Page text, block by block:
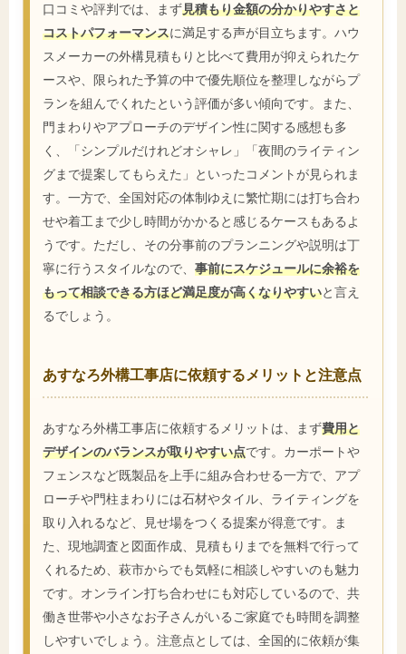
口コミや評判では、まず見積もり金額の分かりやすさと
コストパフォーマンスに満足する声が目立ちます。ハウ
スメーカーの外構見積もりと比べて費用が抑えられたケ
ースや、限られた予算の中で優先順位を整理しながらプ
ランを組んでくれたという評価が多い傾向です。また、
門まわりやアプローチのデザイン性に関する感想も多
く、「シンプルだけれどオシャレ」「夜間のライティン
グまで提案してもらえた」といったコメントが見られま
す。一方で、全国対応の体制ゆえに繁忙期には打ち合わ
せや着工まで少し時間がかかると感じるケースもあるよ
うです。ただし、その分事前のプランニングや説明は丁
寧に行うスタイルなので、 事前にスケジュールに余裕を
もって相談できる方ほど満足度が高くなりやすいと言え
るでしょう。
あすなろ外構工事店に依頼するメリットと注意点
あすなろ外構工事店に依頼するメリットは、まず費用と
デザインのバランスが取りやすい点です。カーポートや
フェンスなど既製品を上手に組み合わせる一方で、アプ
ローチや門柱まわりには石材やタイル、ライティングを
取り入れるなど、見せ場をつくる提案が得意です。ま
た、現地調査と図面作成、見積もりまでを無料で行って
くれるため、萩市からでも気軽に相談しやすいのも魅力
です。オンライン打ち合わせにも対応しているので、共
働き世帯や小さなお子さんがいるご家庭でも時間を調整
しやすいでしょう。注意点としては、全国的に依頼が集